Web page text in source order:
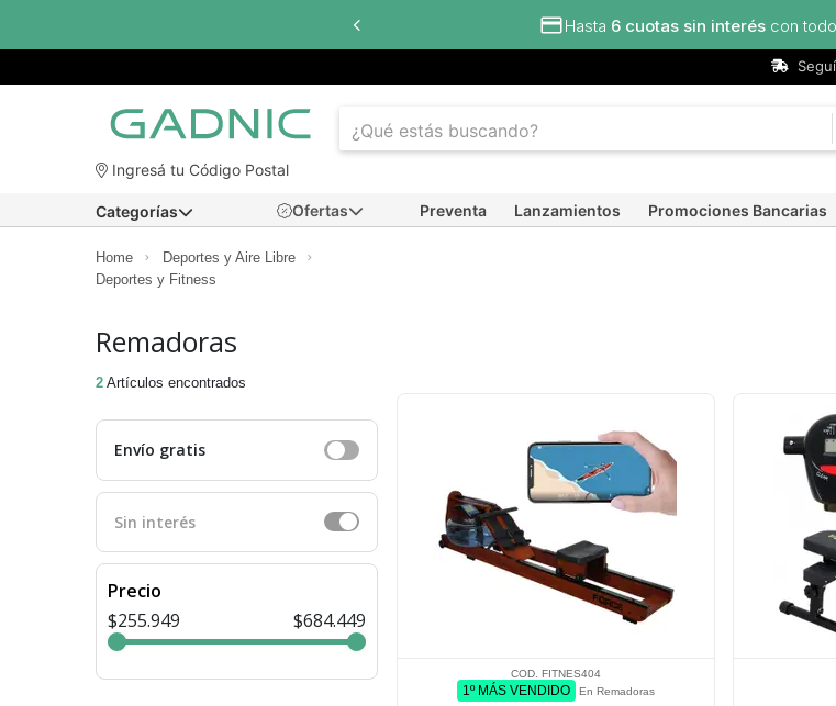
Hasta 6 cuotas sin interés con
Ingresá tu Código Postal
Ofertas Preventa Lanzamientos Promociones Bancarias
Categorías
Home
Deportes y Aire Libre
Deportes y Fitness
Remadoras
2 Artículos encontrados
Envío gratis
Sin interés
Precio
$255.949
$684.449
COD. FITNES404
1º MÁS VENDIDO En Remadoras